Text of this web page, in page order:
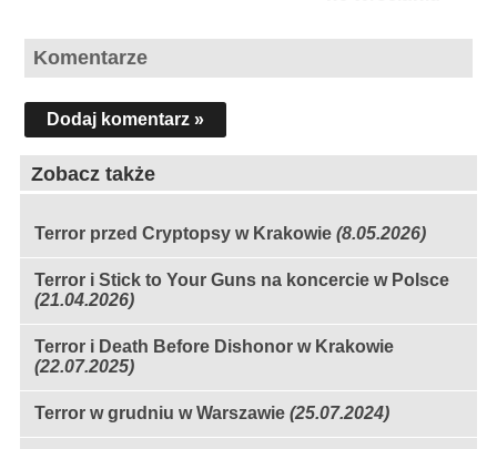
Komentarze
Dodaj komentarz »
Zobacz także
Terror przed Cryptopsy w Krakowie (8.05.2026)
Terror i Stick to Your Guns na koncercie w Polsce
(21.04.2026)
Terror i Death Before Dishonor w Krakowie
(22.07.2025)
Terror w grudniu w Warszawie (25.07.2024)